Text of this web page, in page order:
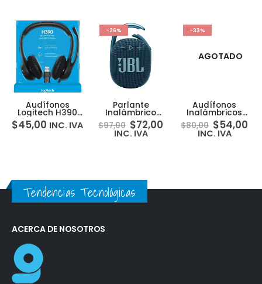
Audífonos
Logitech H390
Usb Micrófono
Cancelación
$45,00 INC. IVA
-26%
Parlante
Inalámbrico
Bluetooth JBL
CLIP 4 IPX67
$97,00 $72,00
INC. IVA
-33%
AGOTADO
Audífonos
Inalámbricos
Bluetooth
Skullcandy Indy
Evo True
$80,00 $54,00
INC. IVA
Tendencias Tecnológicas
ACERCA DE NOSOTROS